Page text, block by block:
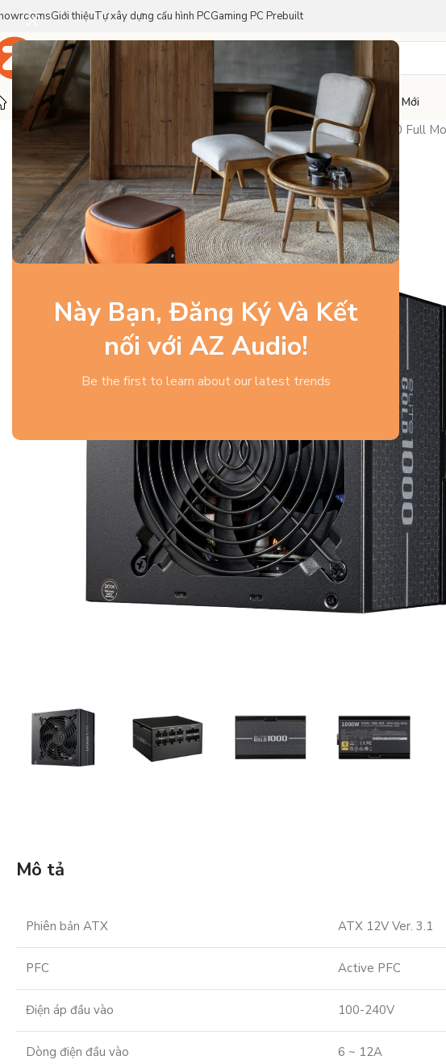
Này Bạn, Đăng Ký Và Kết
nối với AZ Audio!
Be the first to learn about our latest trends
Giới thiệuTự xây dựng cấu hình PCGaming PC Prebuilt
Trang Chủ Sản Phẩm Thương Hiệu Tin Tức Mới
Trang chủ
Linh Kiện PC Gaming PSU/Cooler Master Elite Gold 1000 Full
Mô tả
Phiên bản ATX ATX 12V Ver. 3.1
PFC Active PFC
Điện áp đầu vào 100-240V
Dòng điện đầu vào 6 ~ 12A